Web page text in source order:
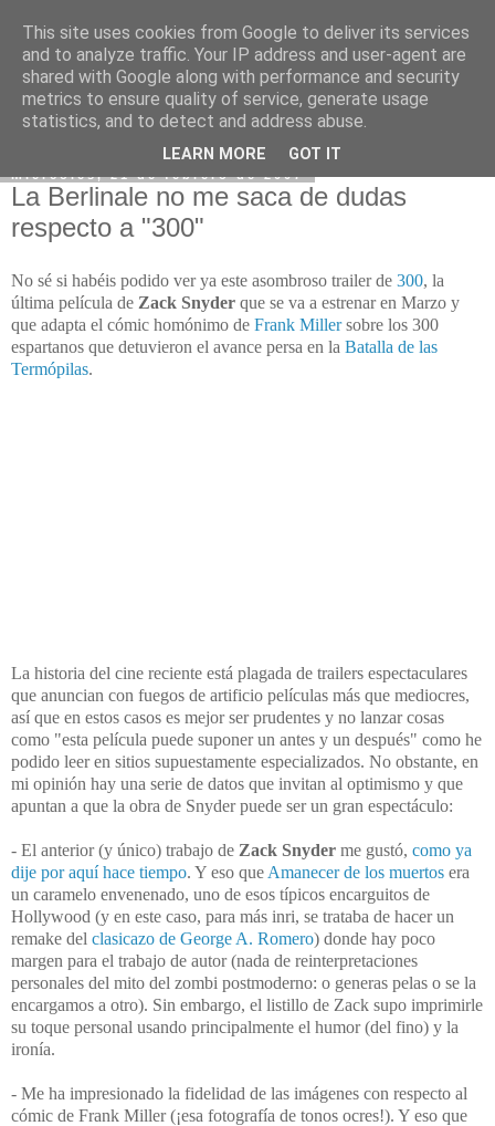
miércoles, 21 de febrero de 2007
La Berlinale no me saca de dudas
respecto a "300"
No sé si habéis podido ver ya este asombroso trailer de 300, la
última película de Zack Snyder que se va a estrenar en Marzo y
que adapta el cómic homónimo de Frank Millersobre los 300
espartanos que detuvieron el avance persa en la Batalla de las
Termópilas.
La historia del cine reciente está plagada de trailers espectaculares
que anuncian con fuegos de artificio películas más que mediocres,
así que en estos casos es mejor ser prudentes y no lanzar cosas
como "esta película puede suponer un antes y un después" como he
podido leer en sitios supuestamente especializados. No obstante, en
mi opinión hay una serie de datos que invitan al optimismo y que
apuntan a que la obra de Snyder puede ser un gran espectáculo:
- El anterior (y único) trabajo de Zack Snyder me gustó, como ya
dije por aquí hace tiempo. Y eso que Amanecer de los muertos era
un caramelo envenenado, uno de esos típicos encarguitos de
Hollywood (y en este caso, para más inri, se trataba de hacer un
remake del clasicazo de George A. Romero) donde hay poco
margen para el trabajo de autor (nada de reinterpretaciones
personales del mito del zombi postmoderno: o generas pelas o se la
encargamos a otro). Sin embargo, el listillo de Zack supo imprimirle
su toque personal usando principalmente el humor (del fino) y la
ironía.
- Me ha impresionado la fidelidad de las imágenes con respecto al
cómic de Frank Miller (¡esa fotografía de tonos ocres!). Y eso que
This site uses cookies from Google to deliver its services
and to analyze traffic. Your IP address and user-agent are
shared with Google along with performance and security
metrics to ensure quality of service, generate usage
statistics, and to detect and address abuse.
LEARN MORE GOT IT